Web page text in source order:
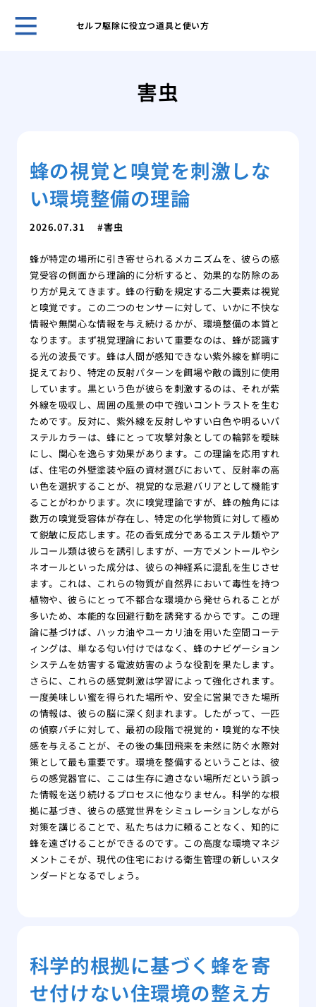
セルフ駆除に役立つ道具と使い方
害虫
蜂の視覚と嗅覚を刺激しな
い環境整備の理論
2026.07.31 害虫
蜂が特定の場所に引き寄せられるメカニズムを、彼らの感
覚受容の側面から理論的に分析すると、効果的な防除のあ
り方が見えてきます。蜂の行動を規定する二大要素は視覚
と嗅覚です。この二つのセンサーに対して、いかに不快な
情報や無関心な情報を与え続けるかが、環境整備の本質と
なります。まず視覚理論において重要なのは、蜂が認識す
る光の波長です。蜂は人間が感知できない紫外線を鮮明に
捉えており、特定の反射パターンを餌場や敵の識別に使用
しています。黒という色が彼らを刺激するのは、それが紫
外線を吸収し、周囲の風景の中で強いコントラストを生む
ためです。反対に、紫外線を反射しやすい白色や明るいパ
ステルカラーは、蜂にとって攻撃対象としての輪郭を曖昧
にし、関心を逸らす効果があります。この理論を応用すれ
ば、住宅の外壁塗装や庭の資材選びにおいて、反射率の高
い色を選択することが、視覚的な忌避バリアとして機能す
ることがわかります。次に嗅覚理論ですが、蜂の触角には
数万の嗅覚受容体が存在し、特定の化学物質に対して極め
て鋭敏に反応します。花の香気成分であるエステル類やア
ルコール類は彼らを誘引しますが、一方でメントールやシ
ネオールといった成分は、彼らの神経系に混乱を生じさせ
ます。これは、これらの物質が自然界において毒性を持つ
植物や、彼らにとって不都合な環境から発せられることが
多いため、本能的な回避行動を誘発するからです。この理
論に基づけば、ハッカ油やユーカリ油を用いた空間コーテ
ィングは、単なる匂い付けではなく、蜂のナビゲーション
システムを妨害する電波妨害のような役割を果たします。
さらに、これらの感覚刺激は学習によって強化されます。
一度美味しい蜜を得られた場所や、安全に営巣できた場所
の情報は、彼らの脳に深く刻まれます。したがって、一匹
の偵察バチに対して、最初の段階で視覚的・嗅覚的な不快
感を与えることが、その後の集団飛来を未然に防ぐ水際対
策として最も重要です。環境を整備するということは、彼
らの感覚器官に、ここは生存に適さない場所だという誤っ
た情報を送り続けるプロセスに他なりません。科学的な根
拠に基づき、彼らの感覚世界をシミュレーションしながら
対策を講じることで、私たちは力に頼ることなく、知的に
蜂を遠ざけることができるのです。この高度な環境マネジ
メントこそが、現代の住宅における衛生管理の新しいスタ
ンダードとなるでしょう。
科学的根拠に基づく蜂を寄
せ付けない住環境の整え方